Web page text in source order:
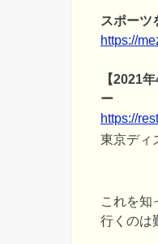
スポーツ
https://
【2021
ー
https://
東京ディ
これを知
行くのは